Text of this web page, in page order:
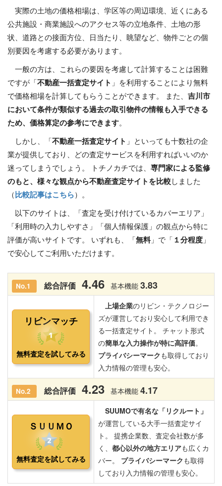
実際の土地の価格相場は、学区等の周辺環境、近くにある
公共施設・商業施設へのアクセス等の立地条件、土地の形
状、道路との接面方位、日当たり、眺望など、物件ごとの個
別要因を考慮する必要があります。
一般の方は、これらの要因を考慮して計算することは困難
ですが「 不動産一括査定サイト 」を利用することにより無料
で価格相場を計算してもらうことができます。 また、 吉川市
において条件が類似する過去の取引物件の情報も入手できる
ため、価格算定の参考にできます。
しかし、「 不動産一括査定サイト 」といっても十数社の企
業が提供しており、どの査定サービスを利用すればいいのか
迷ってしまうでしょう。 トチノカチでは、 専門家による監修
のもと、様々な観点から不動産査定サイトを比較 しました
（ 比較記事はこちら ）。
以下のサイトは、「査定を受け付けているカバーエリア」
「利用時の入力しやすさ」「個人情報保護」の観点から特に
評価が高いサイトです。 いずれも、「 無料」で「 １分程度 」
で安心してご利用いただけます。